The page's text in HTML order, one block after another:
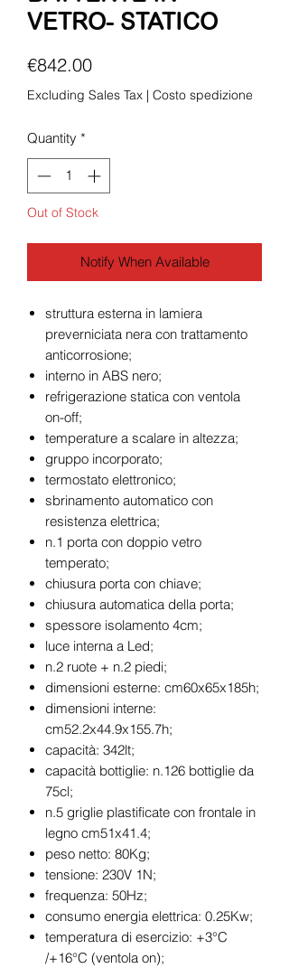
VETRO- STATICO
€842.00Price
Excluding Sales Tax | Costo spedizione
Quantity *
Out of Stock
Notify When Available
struttura esterna in lamiera
preverniciata nera con trattamento
anticorrosione;
interno in ABS nero;
refrigerazione statica con ventola
on-off;
temperature a scalare in altezza;
gruppo incorporato;
termostato elettronico;
sbrinamento automatico con
resistenza elettrica;
n.1 porta con doppio vetro
temperato;
chiusura porta con chiave;
chiusura automatica della porta;
spessore isolamento 4cm;
luce interna a Led;
n.2 ruote + n.2 piedi;
dimensioni esterne: cm60x65x185h;
dimensioni interne:
cm52.2x44.9x155.7h;
capacità: 342lt;
capacità bottiglie: n.126 bottiglie da
75cl;
n.5 griglie plastificate con frontale in
legno cm51x41.4;
peso netto: 80Kg;
tensione: 230V 1N;
frequenza: 50Hz;
consumo energia elettrica: 0.25Kw;
temperatura di esercizio: +3°C
/+16°C (ventola on);